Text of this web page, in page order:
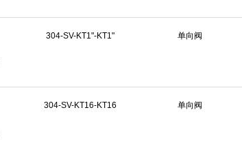
304-SV-KT1"-KT1" 单向阀
304-SV-KT16-KT16 单向阀